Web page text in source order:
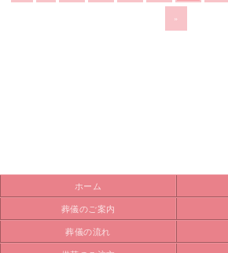
»
ホーム
葬儀のご案内
葬儀の流れ